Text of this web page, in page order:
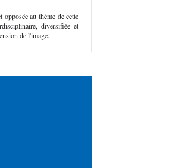
au thème de cette
diversifiée et
de l'image.